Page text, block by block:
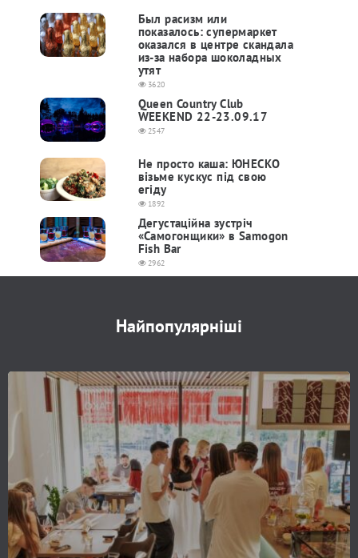
Был расизм или
показалось: супермаркет
оказался в центре скандала
из-за набора шоколадных
утят
3620
Queen Country Club
WEEKEND 22-23.09.17
2547
Не просто каша: ЮНЕСКО
візьме кускус під свою
егіду
1892
Дегустаційна зустріч
«Самогонщики» в Samogon
Fish Bar
2962
Найпопулярніші